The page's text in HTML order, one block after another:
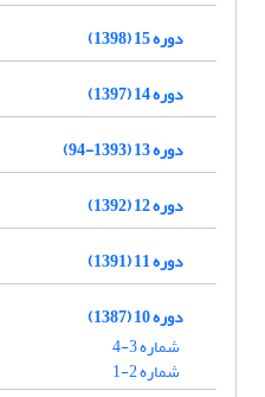
دوره 15 (1398)
دوره 14 (1397)
دوره 13 (1393-94)
دوره 12 (1392)
دوره 11 (1391)
دوره 10 (1387)
شماره 3-4
شماره 2-1